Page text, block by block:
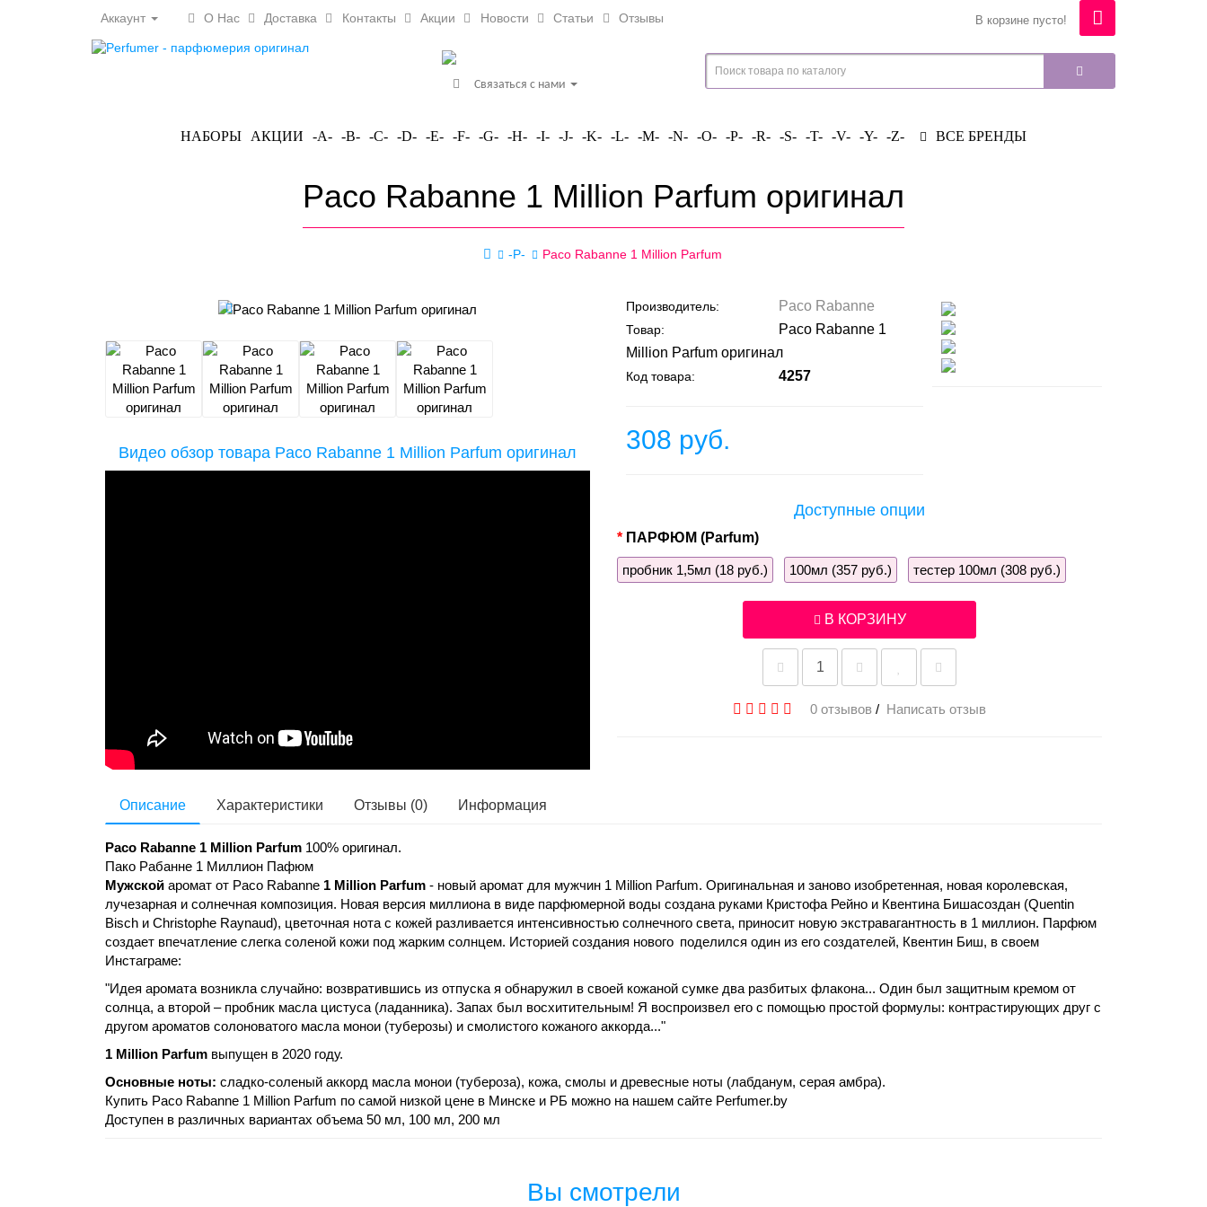
Аккаунт О Нас Доставка Контакты Акции Новости Статьи Отзывы В корзине пусто!
Связаться с нами
НАБОРЫ АКЦИИ -A- -B- -C- -D- -E- -F- -G- -H- -I- -J- -K- -L- -M- -N- -O- -P- -R- -S- -T- -V- -Y- -Z- ВСЕ БРЕНДЫ
Paco Rabanne 1 Million Parfum оригинал
-P- Paco Rabanne 1 Million Parfum
Видео обзор товара Paco Rabanne 1 Million Parfum оригинал
Производитель: Paco Rabanne
Товар:
Paco Rabanne 1
Million Parfum оригинал
Код товара: 4257
308 руб.
Доступные опции
ПАРФЮМ (Parfum)
пробник 1,5мл (18 руб.) 100мл (357 руб.) тестер 100мл (308 руб.)
В КОРЗИНУ
0 отзывов / Написать отзыв
Описание Характеристики Отзывы (0) Информация
Paco Rabanne 1 Million Parfum 100% оригинал.
Пако Рабанне 1 Миллион Пафюм
Мужской аромат от Paco Rabanne 1 Million Parfum - новый аромат для мужчин 1 Million Parfum. Оригинальная и заново изобретенная, новая королевская,
лучезарная и солнечная композиция. Новая версия миллиона в виде парфюмерной воды создана руками Кристофа Рейно и Квентина Бишасоздан (Quentin
Bisch и Christophe Raynaud), цветочная нота с кожей разливается интенсивностью солнечного света, приносит новую экстравагантность в 1 миллион. Парфюм
создает впечатление слегка соленой кожи под жарким солнцем. Историей создания нового поделился один из его создателей, Квентин Биш, в своем
Инстаграме:
"Идея аромата возникла случайно: возвратившись из отпуска я обнаружил в своей кожаной сумке два разбитых флакона... Один был защитным кремом от
солнца, а второй – пробник масла цистуса (ладанника). Запах был восхитительным! Я воспроизвел его с помощью простой формулы: контрастирующих друг с
другом ароматов солоноватого масла монои (туберозы) и смолистого кожаного аккорда..."
1 Million Parfum выпущен в 2020 году.
Основные ноты: сладко-соленый аккорд масла монои (тубероза), кожа, смолы и древесные ноты (лабданум, серая амбра).
Купить Paco Rabanne 1 Million Parfum по самой низкой цене в Минске и РБ можно на нашем сайте Perfumer.by
Доступен в различных вариантах объема 50 мл, 100 мл, 200 мл
Вы смотрели